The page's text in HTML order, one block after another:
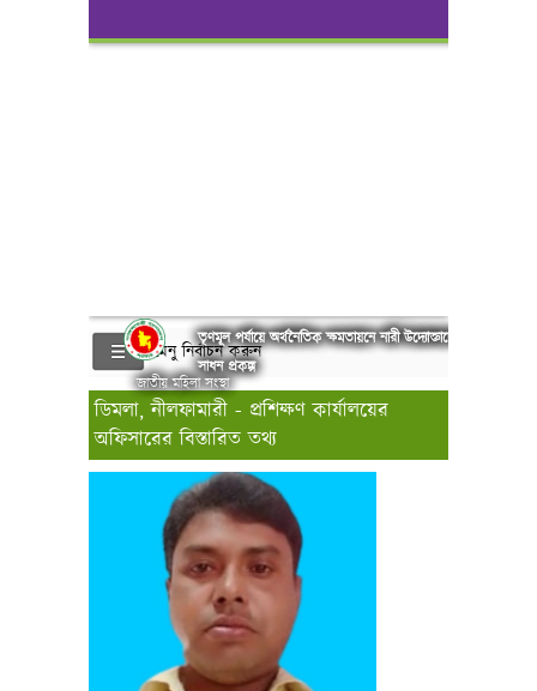
তৃণমূল পর্যায়ে অর্থনৈতিক ক্ষমতায়নে নারী উদ্যোক্তাদের বিকাশ
সাধন প্রকল্প
জাতীয় মহিলা সংস্থা
মেনু নির্বাচন করুন
ডিমলা, নীলফামারী - প্রশিক্ষণ কার্যালয়ের
অফিসারের বিস্তারিত তথ্য